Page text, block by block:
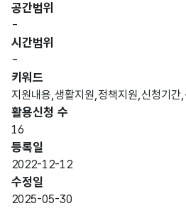
공간범위
-
시간범위
-
키워드
지원내용,생활지원,정책지원,신청기간,
활용신청 수
16
등록일
2022-12-12
수정일
2025-05-30